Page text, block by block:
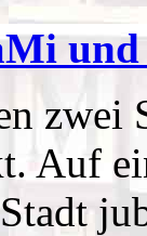
zwei
Auf